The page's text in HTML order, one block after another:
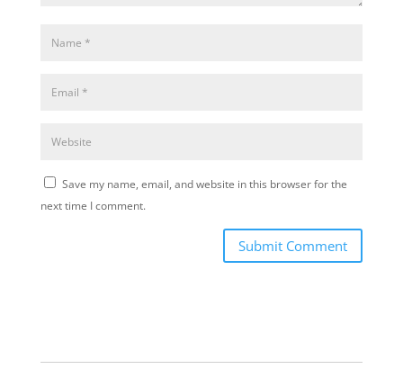
Save my name, email, and website in this browser for the
next time I comment.
Submit Comment